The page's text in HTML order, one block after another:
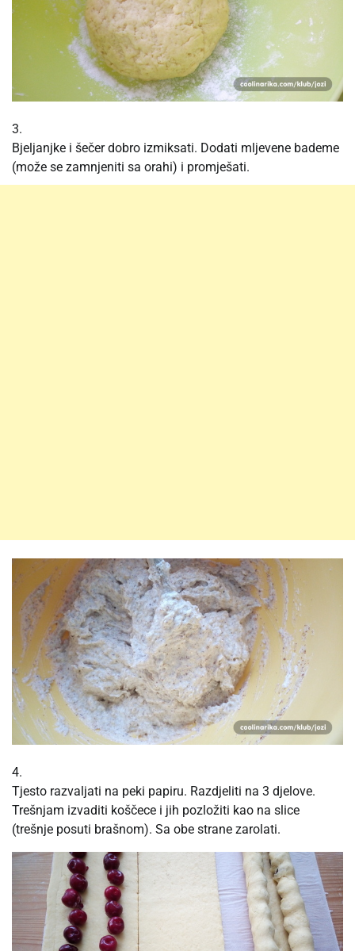
3.
Bjeljanjke i šečer dobro izmiksati. Dodati mljevene bademe
(može se zamnjeniti sa orahi) i promješati.
4.
Tjesto razvaljati na peki papiru. Razdjeliti na 3 djelove.
Trešnjam izvaditi koščece i jih pozložiti kao na slice
(trešnje posuti brašnom). Sa obe strane zarolati.